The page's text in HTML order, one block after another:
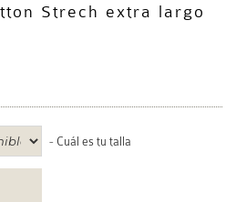
Strech extra largo
- Cuál es tu talla